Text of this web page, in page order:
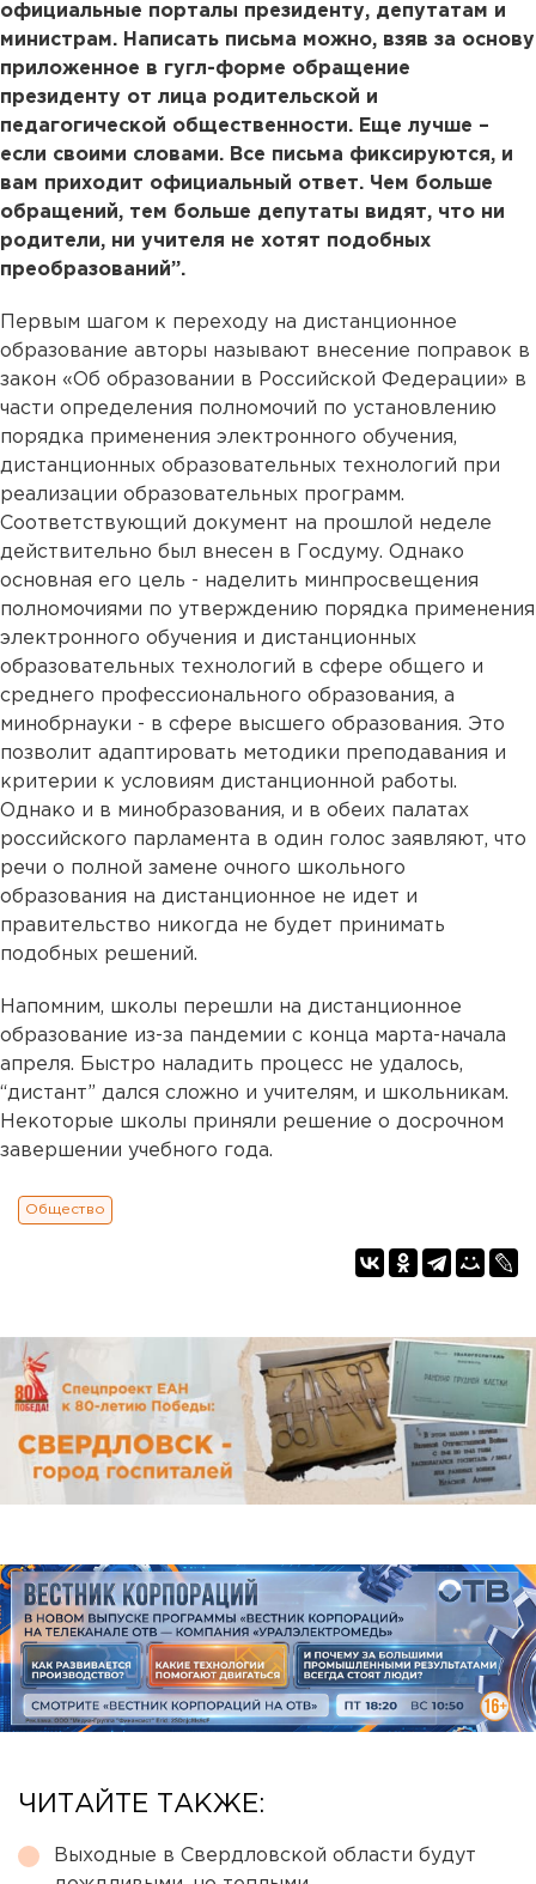
официальные порталы президенту, депутатам и
министрам. Написать письма можно, взяв за основу
приложенное в гугл-форме обращение
президенту от лица родительской и
педагогической общественности. Еще лучше –
если своими словами. Все письма фиксируются, и
вам приходит официальный ответ. Чем больше
обращений, тем больше депутаты видят, что ни
родители, ни учителя не хотят подобных
преобразований”.
Первым шагом к переходу на дистанционное
образование авторы называют внесение поправок в
закон «Об образовании в Российской Федерации» в
части определения полномочий по установлению
порядка применения электронного обучения,
дистанционных образовательных технологий при
реализации образовательных программ.
Соответствующий документ на прошлой неделе
действительно был внесен в Госдуму. Однако
основная его цель - наделить минпросвещения
полномочиями по утверждению порядка применения
электронного обучения и дистанционных
образовательных технологий в сфере общего и
среднего профессионального образования, а
минобрнауки - в сфере высшего образования. Это
позволит адаптировать методики преподавания и
критерии к условиям дистанционной работы.
Однако и в минобразования, и в обеих палатах
российского парламента в один голос заявляют, что
речи о полной замене очного школьного
образования на дистанционное не идет и
правительство никогда не будет принимать
подобных решений.
Напомним, школы перешли на дистанционное
образование из-за пандемии с конца марта-начала
апреля. Быстро наладить процесс не удалось,
“дистант” дался сложно и учителям, и школьникам.
Некоторые школы приняли решение о досрочном
завершении учебного года.
Общество
ЧИТАЙТЕ ТАКЖЕ:
Выходные в Свердловской области будут